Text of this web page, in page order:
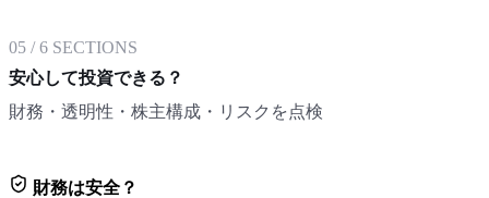
05 /6 SECTIONS
安心して投資できる？
財務・透明性・株主構成・リスクを点検
財務は安全？